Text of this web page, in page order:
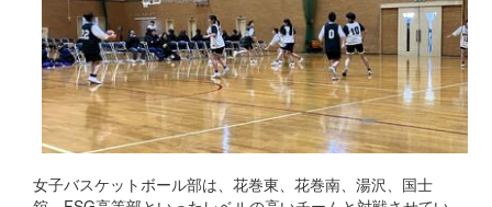
女子バスケットボール部は、花巻東、花巻南、湯沢、国士